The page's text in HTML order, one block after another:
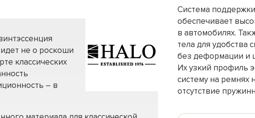
не о роскоши
классических
– в
Система
обеспечивает
в автомобилях.
тела для
без деформации и
Их узкий профиль
систему на ремнях
отсутствие